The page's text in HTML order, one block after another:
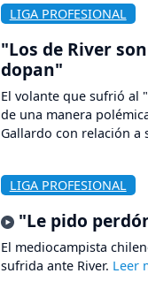
LIGA PROFESIONAL
"Los de River
dopan"
El volante que sufrió al
de una manera
Gallardo con relación a
LIGA PROFESIONAL
"Le pido
El mediocampista
sufrida ante River.